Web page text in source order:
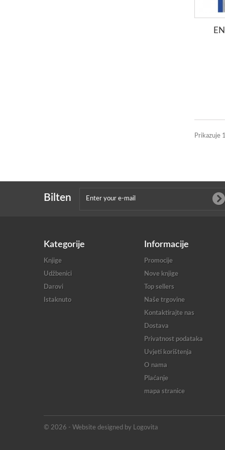
Prikazuje
Bilten
Kategorije
Knjige
Udžbenici
Darovi
Istaknuto
Informacije
Promocije
Nove knjige
Top sellers
Naše trgovine
Kontaktirajte nas
Dostava
Privatnost podataka
Uvjeti korištenja
O nama
Plaćanje
mapa stranice
© 2026 - Website designed by Logovita